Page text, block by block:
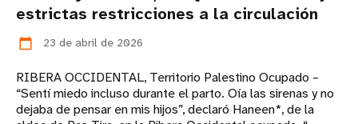
estrictas restricciones a la circulación
calendar_today 23 de abril de 2026
RIBERA OCCIDENTAL, Territorio Palestino Ocupado –
“Sentí miedo incluso durante el parto. Oía las sirenas y no
dejaba de pensar en mis hijos”, declaró Haneen*, de la